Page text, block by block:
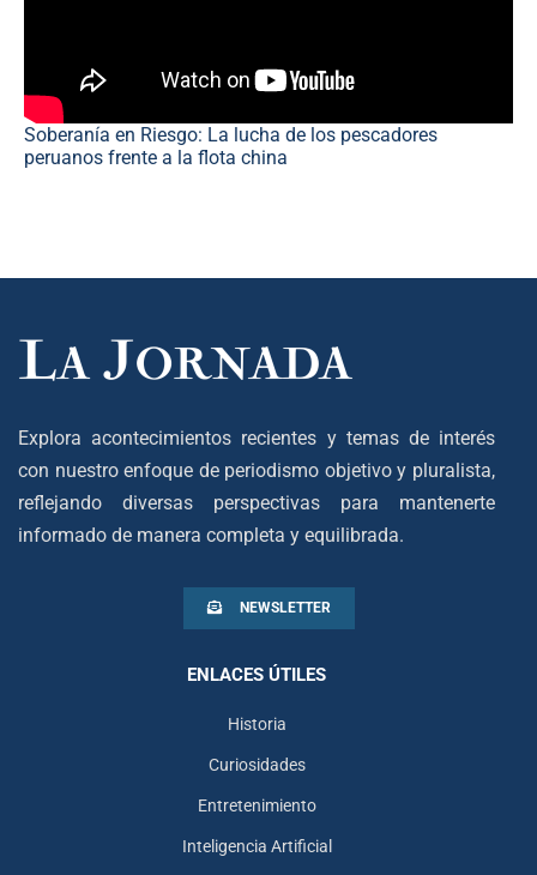
Soberanía en Riesgo: La lucha de los pescadores
peruanos frente a la flota china
Explora acontecimientos recientes y temas de interés
con nuestro enfoque de periodismo objetivo y pluralista,
reflejando diversas perspectivas para mantenerte
informado de manera completa y equilibrada.
NEWSLETTER
ENLACES ÚTILES
Historia
Curiosidades
Entretenimiento
Inteligencia Artificial